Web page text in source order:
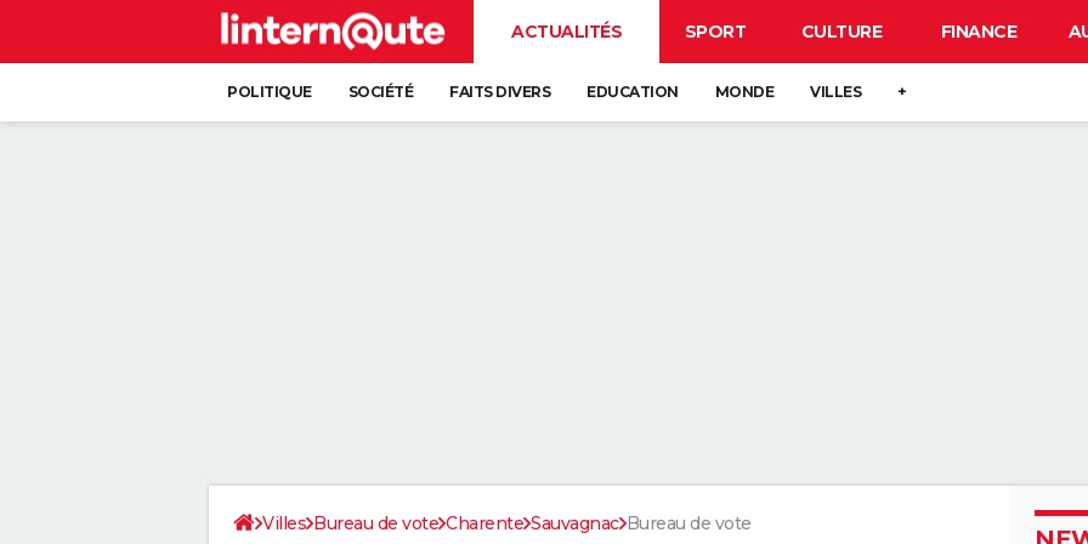
ACTUALITÉS SPORT CULTURE FINANCE
POLITIQUE SOCIÉTÉ FAITS DIVERS EDUCATION MONDE VILLES +
Villes Bureau de vote Charente Sauvagnac Bureau de vote